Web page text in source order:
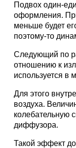
Подвох один-
оформления.
меньше будет
поэтому-то
Следующий по
отношению к
используется в
Для этого
воздуха.
колебательную
диффузора.
Такой эффект